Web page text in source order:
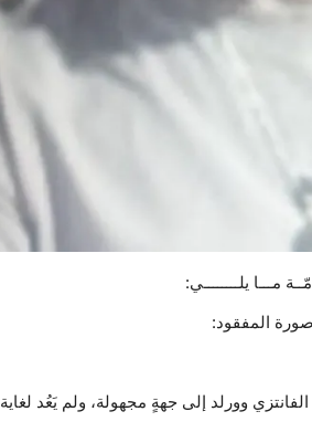
مـــا يلــــــــي:
المفقود:
حسن – خلف الفانتزي وورلد إلى جهةٍ مجهولة، ولم يَعُد لغاية